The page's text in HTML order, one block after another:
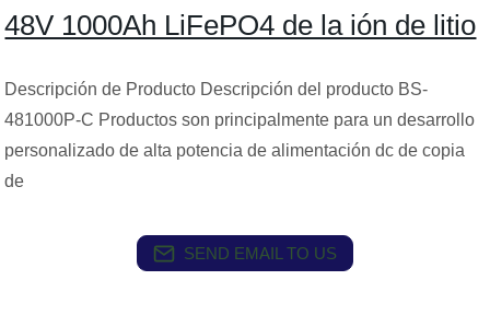
48V 1000Ah LiFePO4 de la ión de litio
Descripción de Producto Descripción del producto BS-
481000P-C Productos son principalmente para un desarrollo
personalizado de alta potencia de alimentación dc de copia
de
SEND EMAIL TO US